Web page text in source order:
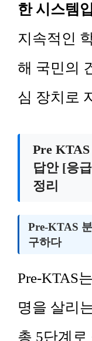
한 시스템
지속적인
해 국민의
심 장치로
Pre
답안 [응
정리
Pre-KTAS
구하다
Pre-KTAS
명을 살리
총 5단계로